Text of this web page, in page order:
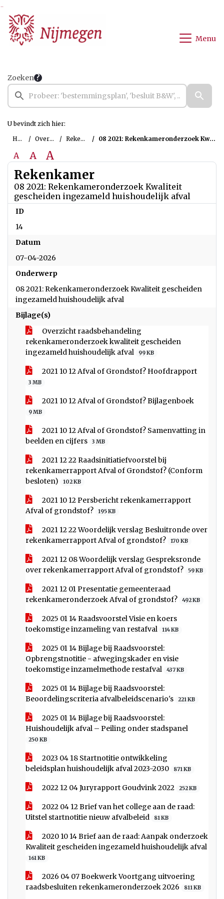
Menu
Zoeken
U bevindt zich hier:
Home
Overzichten Rekenkamer 08 2021: Rekenkameronderzoek Kwaliteit gescheiden ingezameld huishoudelijk afval
A A A
Rekenkamer
08 2021: Rekenkameronderzoek Kwaliteit
gescheiden ingezameld huishoudelijk afval
ID
14
Datum
07-04-2026
Onderwerp
08 2021: Rekenkameronderzoek Kwaliteit gescheiden
ingezameld huishoudelijk afval
Bijlage(s)
Overzicht raadsbehandeling
rekenkameronderzoek kwaliteit gescheiden
ingezameld huishoudelijk afval
99 KB
2021 10 12 Afval of Grondstof? Hoofdrapport
3 MB
2021 10 12 Afval of Grondstof? Bijlagenboek
9 MB
2021 10 12 Afval of Grondstof? Samenvatting in
beelden en cijfers
3 MB
2021 12 22 Raadsinitiatiefvoorstel bij
rekenkamerrapport Afval of Grondstof? (Conform
besloten)
102 KB
2021 10 12 Persbericht rekenkamerrapport
Afval of grondstof?
195 KB
2021 12 22 Woordelijk verslag Besluitronde over
rekenkamerrapport Afval of grondstof?
170 KB
2021 12 08 Woordelijk verslag Gespreksronde
over rekenkamerrapport Afval of grondstof?
59 KB
2021 12 01 Presentatie gemeenteraad
rekenkameronderzoek Afval of grondstof?
492 KB
2025 01 14 Raadsvoorstel Visie en koers
toekomstige inzameling van restafval
114 KB
2025 01 14 Bijlage bij Raadsvoorstel:
Opbrengstnotitie - afwegingskader en visie
toekomstige inzamelmethode restafval
437 KB
2025 01 14 Bijlage bij Raadsvoorstel:
Beoordelingscriteria afvalbeleidscenario's
221 KB
2025 01 14 Bijlage bij Raadsvoorstel:
Huishoudelijk afval – Peiling onder stadspanel
250 KB
2023 04 18 Startnotitie ontwikkeling
beleidsplan huishoudelijk afval 2023-2030
871 KB
2022 12 04 Juryrapport Goudvink 2022 252 KB
2022 04 12 Brief van het college aan de raad:
Uitstel startnotitie nieuw afvalbeleid
81 KB
2020 10 14 Brief aan de raad: Aanpak onderzoek
Kwaliteit gescheiden ingezameld huishoudelijk afval
161 KB
2026 04 07 Boekwerk Voortgang uitvoering
raadsbesluiten rekenkameronderzoek 2026
811 KB